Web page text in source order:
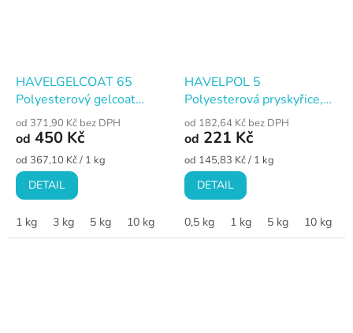
HAVELGELCOAT 65
Polyesterový gelcoat
isoftalový · natírací · čirý
od 371,90 Kč bez DPH
od 450 Kč
Měrná
cena:
od 367,10 Kč / 1 kg
DETAIL
1 kg 3 kg 5 kg 10 kg
HAVELPOL 5
Polyesterová pryskyřice,
pevnostní, čirá
od 182,64 Kč bez DPH
od 221 Kč
Měrná
cena:
od 145,83 Kč / 1 kg
DETAIL
0,5 kg 1 kg 5 kg 10 kg